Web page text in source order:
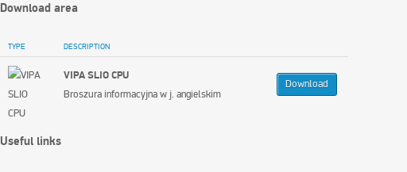
Download area
TYPE DESCRIPTION
VIPA SLIO CPU
Broszura informacyjna w j. angielskim
Download
Useful links